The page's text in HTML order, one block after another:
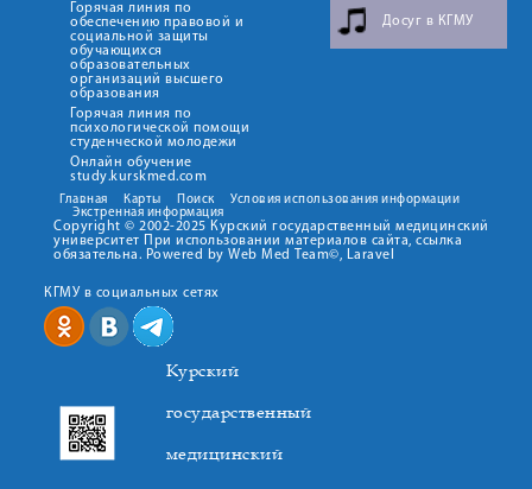
Горячая линия по
обеспечению правовой и
социальной защиты
обучающихся
образовательных
организаций высшего
образования
Горячая линия по
психологической помощи
студенческой молодежи
Онлайн обучение
study.kurskmed.com
Досуг в КГМУ
Главная Карты Поиск
Условия использования информации
Экстренная информация
Copyright © 2002-2025 Курский государственный медицинский
университет При использовании материалов сайта, ссылка
обязательна. Powered by Web Med Team©, Laravel
КГМУ в социальных сетях
Курский
государственный
медицинский